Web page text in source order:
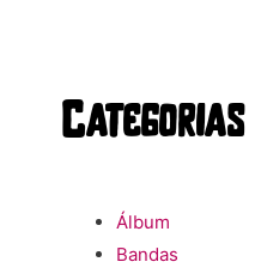
Categorias
Álbum
Bandas